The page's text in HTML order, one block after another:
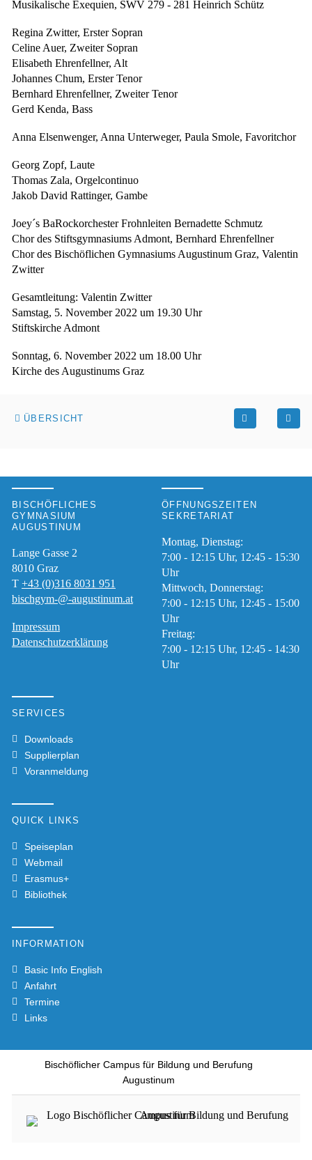
Musikalische Exequien, SWV 279 - 281 Heinrich Schütz
Regina Zwitter, Erster Sopran
Celine Auer, Zweiter Sopran
Elisabeth Ehrenfellner, Alt
Johannes Chum, Erster Tenor
Bernhard Ehrenfellner, Zweiter Tenor
Gerd Kenda, Bass
Anna Elsenwenger, Anna Unterweger, Paula Smole, Favoritchor
Georg Zopf, Laute
Thomas Zala, Orgelcontinuo
Jakob David Rattinger, Gambe
Joey´s BaRockorchester Frohnleiten Bernadette Schmutz
Chor des Stiftsgymnasiums Admont, Bernhard Ehrenfellner
Chor des Bischöflichen Gymnasiums Augustinum Graz, Valentin
Zwitter
Gesamtleitung: Valentin Zwitter
Samstag, 5. November 2022 um 19.30 Uhr
Stiftskirche Admont
Sonntag, 6. November 2022 um 18.00 Uhr
Kirche des Augustinums Graz
ÜBERSICHT
BISCHÖFLICHES
GYMNASIUM
AUGUSTINUM
Lange Gasse 2
8010 Graz
T +43 (0)316 8031 951
bischgym-@-augustinum.at
Impressum
Datenschutzerklärung
ÖFFNUNGSZEITEN
SEKRETARIAT
Montag, Dienstag:
7:00 - 12:15 Uhr, 12:45 - 15:30
Uhr
Mittwoch, Donnerstag:
7:00 - 12:15 Uhr, 12:45 - 15:00
Uhr
Freitag:
7:00 - 12:15 Uhr, 12:45 - 14:30
Uhr
SERVICES
Downloads
Supplierplan
Voranmeldung
QUICK LINKS
Speiseplan
Webmail
Erasmus+
Bibliothek
INFORMATION
Basic Info English
Anfahrt
Termine
Links
Bischöflicher Campus für Bildung und Berufung
Augustinum